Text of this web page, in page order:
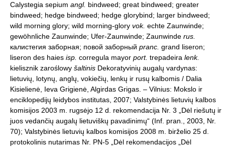
Calystegia sepium angl. bindweed; great bindweed; greater
bindweed; hedge bindweed; hedge glorybind; larger bindweed;
wild morning glory; wild morning-glory vok. echte Zaunwinde;
gewöhnliche Zaunwinde; Ufer-Zaunwinde; Zaunwinde rus.
калистегия заборная; повой заборный pranc. grand liseron;
liseron des haies isp. corregula mayor port. trepadeira lenk.
kielisznik zaroślowy šaltinis Dekoratyvinių augalų vardynas:
lietuvių, lotynų, anglų, vokiečių, lenkų ir rusų kalbomis / Dalia
Kisielienė, Ieva Grigienė, Algirdas Grigas. – Vilnius: Mokslo ir
enciklopedijų leidybos institutas, 2007; Valstybinės lietuvių kalbos
komisijos 2003 m. rugsėjo 12 d. rekomendacija Nr. 3 „Dėl riešutų ir
juos vedančių augalų lietuviškų pavadinimų“ (Inf. pran., 2003, Nr.
70); Valstybinės lietuvių kalbos komisijos 2008 m. birželio 25 d.
protokolinis nutarimas Nr. PN-5 „Dėl rekomendacijos „Dėl